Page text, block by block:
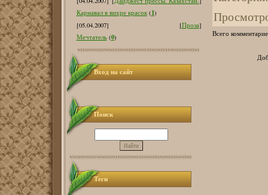
Карнавал в вихре красок (1)
[05.04.2007]
[Проза]
Мечтатель (0)
Вход на сайт
Поиск
Теги
Всего